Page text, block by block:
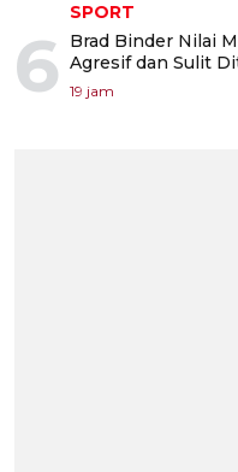
6
SPORT
Brad Binder Nilai
Agresif dan Sulit
19 jam